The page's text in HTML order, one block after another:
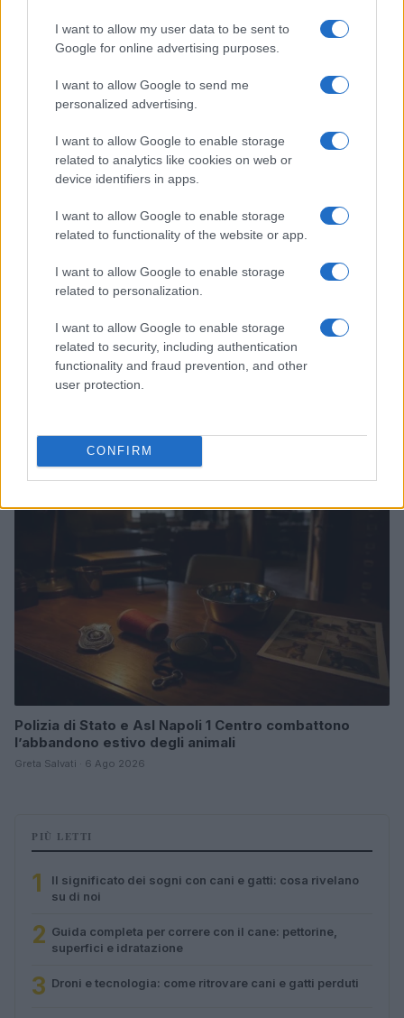
I want to allow my user data to be sent to
Google for online advertising purposes.
I want to allow Google to send me
personalized advertising.
I want to allow Google to enable storage
related to analytics like cookies on web or
device identifiers in apps.
I want to allow Google to enable storage
related to functionality of the website or app.
I want to allow Google to enable storage
related to personalization.
I want to allow Google to enable storage
related to security, including authentication
functionality and fraud prevention, and other
user protection.
CONFIRM
salvataggio di cani maltrattati
Greta Salvati · 6 Ago 2026
CANI
La rinascita di i cani: emozioni e musica a Roseto degli
Greta Salvati · 6 Ago 2026
Polizia di Stato e Asl Napoli 1 Centro combattono
l’abbandono estivo degli animali
Greta Salvati · 6 Ago 2026
PIÙ LETTI
1
Il significato dei sogni con cani e gatti: cosa rivelano
su di noi
2 Guida completa per correre con il cane: pettorine,
superfici e idratazione
3 Droni e tecnologia: come ritrovare cani e gatti perduti